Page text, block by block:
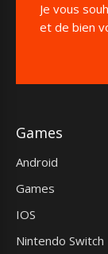
Je vous
et de bien
Games
Android
Games
IOS
Nintendo Switch